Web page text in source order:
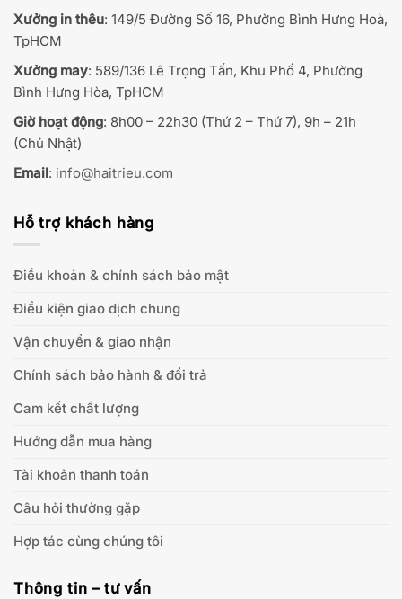
Xưởng in thêu: 149/5 Đường Số 16, Phường Bình Hưng Hoà,
TpHCM
Xưởng may: 589/136 Lê Trọng Tấn, Khu Phố 4, Phường
Bình Hưng Hòa, TpHCM
Giờ hoạt động: 8h00 – 22h30 (Thứ 2 – Thứ 7), 9h – 21h
(Chủ Nhật)
Email: info@haitrieu.com
Hỗ trợ khách hàng
Điều khoản & chính sách bảo mật
Điều kiện giao dịch chung
Vận chuyển & giao nhận
Chính sách bảo hành & đổi trả
Cam kết chất lượng
Hướng dẫn mua hàng
Tài khoản thanh toán
Câu hỏi thường gặp
Hợp tác cùng chúng tôi
Thông tin – tư vấn